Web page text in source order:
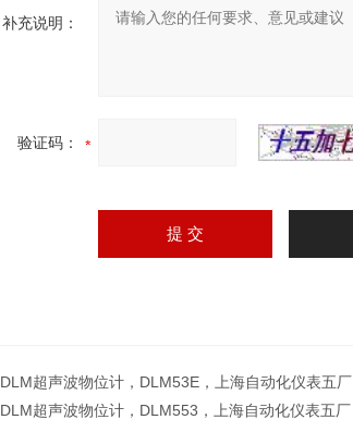
补充说明：
验证码：
DLM超声波物位计，DLM53E，上海自动化仪表五厂
DLM超声波物位计，DLM553，上海自动化仪表五厂